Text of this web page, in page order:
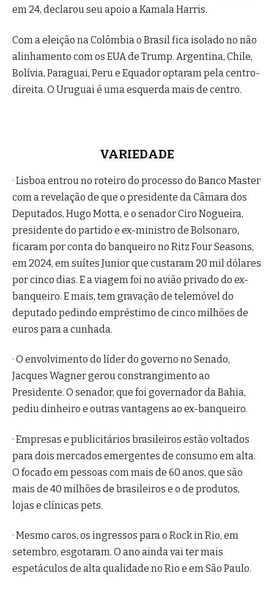
em 24, declarou seu apoio a Kamala Harris.
Com a eleição na Colômbia o Brasil fica isolado no não
alinhamento com os EUA de Trump. Argentina, Chile,
Bolívia, Paraguai, Peru e Equador optaram pela centro-
direita. O Uruguai é uma esquerda mais de centro.
VARIEDADE
· Lisboa entrou no roteiro do processo do Banco Master
com a revelação de que o presidente da Câmara dos
Deputados, Hugo Motta, e o senador Ciro Nogueira,
presidente do partido e ex-ministro de Bolsonaro,
ficaram por conta do banqueiro no Ritz Four Seasons,
em 2024, em suítes Junior que custaram 20 mil dólares
por cinco dias. E a viagem foi no avião privado do ex-
banqueiro. E mais, tem gravação de telemóvel do
deputado pedindo empréstimo de cinco milhões de
euros para a cunhada.
· O envolvimento do líder do governo no Senado,
Jacques Wagner gerou constrangimento ao
Presidente. O senador, que foi governador da Bahia,
pediu dinheiro e outras vantagens ao ex-banqueiro.
· Empresas e publicitários brasileiros estão voltados
para dois mercados emergentes de consumo em alta.
O focado em pessoas com mais de 60 anos, que são
mais de 40 milhões de brasileiros e o de produtos,
lojas e clínicas pets.
· Mesmo caros, os ingressos para o Rock in Rio, em
setembro, esgotaram. O ano ainda vai ter mais
espetáculos de alta qualidade no Rio e em São Paulo.